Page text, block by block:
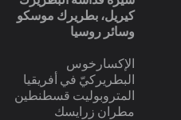
كيريل، بطريرك موسكو
وسائر روسيا
الإكسارخوس
البطريركيّ في أفريقيا
المتروبوليت قسطنطين
مطران زرايسك